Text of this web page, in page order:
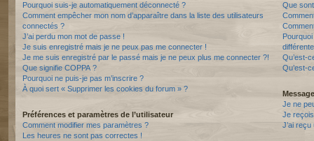
Pourquoi suis-je automatiquement déconnecté ?
Comment empêcher mon nom d’apparaître dans la liste des utilisateurs
connectés ?
J’ai perdu mon mot de passe !
Je suis enregistré mais je ne peux pas me connecter !
Je me suis enregistré par le passé mais je ne peux plus me connecter ?!
Que signifie COPPA ?
Pourquoi ne puis-je pas m’inscrire ?
À quoi sert « Supprimer les cookies du forum » ?
Préférences et paramètres de l’utilisateur
Comment modifier mes paramètres ?
Les heures ne sont pas correctes !
Que
Qu’est-
Qu’est-
Je ne
Je
J’ai